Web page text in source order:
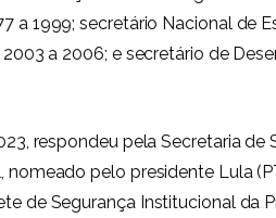
a 1999; secretário Nacional de
a 2006; e secretário de
respondeu pela Secretaria
pelo presidente Lula
de Segurança Institucional da